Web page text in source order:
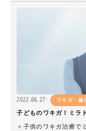
2022.06.27 ワキガ・脇
子どものワキガ！ミラ
＜子供のワキガ治療で